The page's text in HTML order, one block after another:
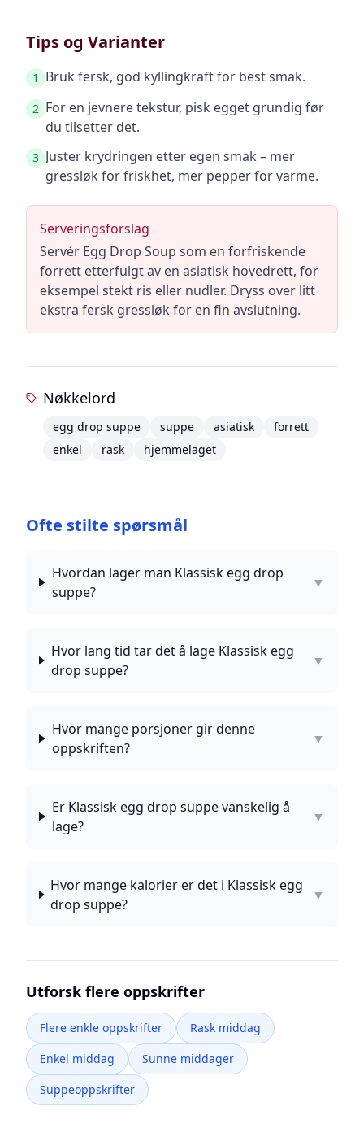
Tips og Varianter
1 Bruk fersk, god kyllingkraft for best smak.
2 For en jevnere tekstur, pisk egget grundig før
du tilsetter det.
3 Juster krydringen etter egen smak – mer
gressløk for friskhet, mer pepper for varme.
Serveringsforslag
Servér Egg Drop Soup som en forfriskende
forrett etterfulgt av en asiatisk hovedrett, for
eksempel stekt ris eller nudler. Dryss over litt
ekstra fersk gressløk for en fin avslutning.
Nøkkelord
egg drop suppe suppe asiatisk
forrett
enkel
rask hjemmelaget
Ofte stilte spørsmål
Hvordan lager man Klassisk egg drop
suppe?
▼
Hvor lang tid tar det å lage Klassisk egg
drop suppe?
▼
Hvor mange porsjoner gir denne
oppskriften?
▼
Er Klassisk egg drop suppe vanskelig å
lage?
▼
Hvor mange kalorier er det i Klassisk egg
drop suppe?
▼
Utforsk flere oppskrifter
Flere enkle oppskrifter
Rask middag
Enkel middag
Sunne middager
Suppeoppskrifter